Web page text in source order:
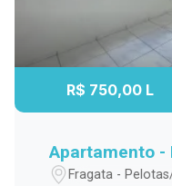
R$ 750,00 L
Apartamento -
Fragata -